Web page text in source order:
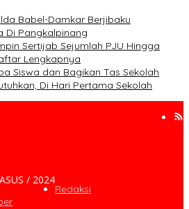
Babel-Damkar Berjibaku
Di Pangkalpinang
Sertijab Sejumlah PJU Hingga
Lengkapnya
Siswa dan Bagikan Tas Sekolah
Di Hari Pertama Sekolah
/ 2024
Redaksi